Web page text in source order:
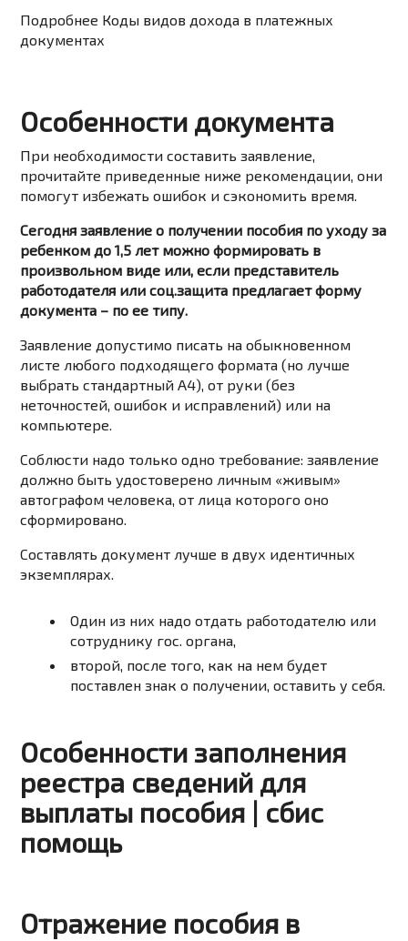
Подробнее Коды видов дохода в платежных
документах
Особенности документа
При необходимости составить заявление,
прочитайте приведенные ниже рекомендации, они
помогут избежать ошибок и сэкономить время.
Сегодня заявление о получении пособия по уходу за
ребенком до 1,5 лет можно формировать в
произвольном виде или, если представитель
работодателя или соц.защита предлагает форму
документа – по ее типу.
Заявление допустимо писать на обыкновенном
листе любого подходящего формата (но лучше
выбрать стандартный А4), от руки (без
неточностей, ошибок и исправлений) или на
компьютере.
Соблюсти надо только одно требование: заявление
должно быть удостоверено личным «живым»
автографом человека, от лица которого оно
сформировано.
Составлять документ лучше в двух идентичных
экземплярах.
Один из них надо отдать работодателю или
сотруднику гос. органа,
второй, после того, как на нем будет
поставлен знак о получении, оставить у себя.
Особенности заполнения
реестра сведений для
выплаты пособия | сбис
помощь
Отражение пособия в